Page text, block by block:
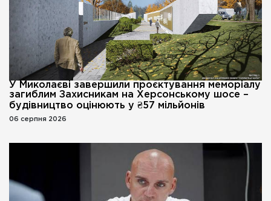
У Миколаєві завершили проєктування меморіалу
загиблим Захисникам на Херсонському шосе –
будівництво оцінюють у ₴57 мільйонів
06 серпня 2026